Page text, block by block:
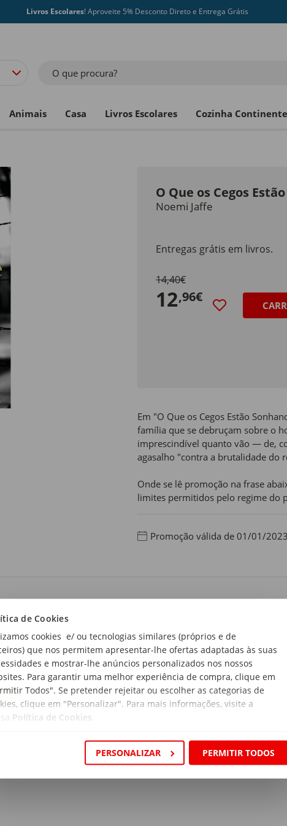
de Cookies
cookies e/ ou tecnologias similares (próprios e de
que nos permitem apresentar-lhe ofertas adaptadas às suas
e mostrar-lhe anúncios personalizados nos nossos
Para garantir uma melhor experiência de compra, clique em
Todos". Se pretender rejeitar ou escolher as categorias de
clique em "Personalizar". Para mais informações, visite a
Política de Cookies
PERSONALIZAR PERMITIR TODOS
Livros Escolares! Aproveite 5% Desconto Direto e Entrega Grátis
O que procura?
Animais Casa Livros Escolares Cozinha Continente
O Que os Cegos
Noemi Jaffe
Entregas grátis em livros.
14,40€
12,96€
Em "O Que os Cegos Estão
família que se debruçam sobre o
imprescindível quanto vão — de,
agasalho "contra a brutalidade do
Onde se lê promoção na frase
limites permitidos pelo regime do
Promoção válida de 01/01/
x 23,3 x 1,7cm
Jaffe
"O Que os Cegos Estão Sonhando?", há três gerações de mulheres
de Auschwitz, no impulso — tão imprescindível quanto vão —
"contra a brutalidade do real".